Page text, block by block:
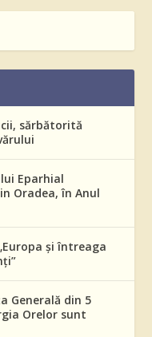
sărbătorită
Eparhial
Oradea, în Anul
și întreaga
Generală din 5
Orelor sunt